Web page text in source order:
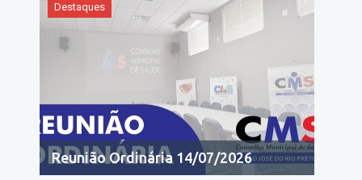
Destaques
Reunião Ordinária 14/07/2026